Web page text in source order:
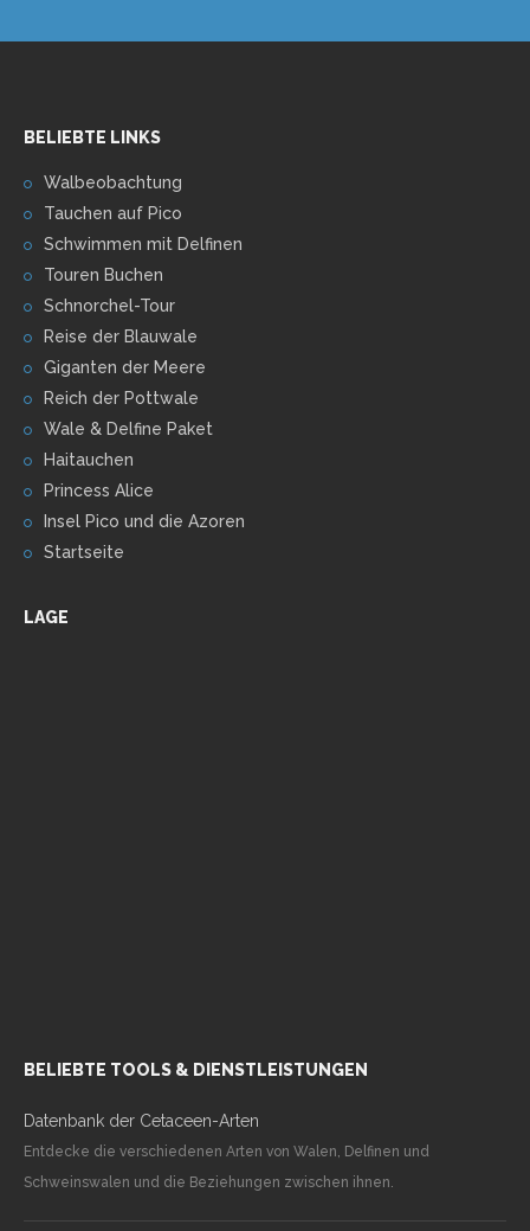
BELIEBTE LINKS
Walbeobachtung
Tauchen auf Pico
Schwimmen mit Delfinen
Touren Buchen
Schnorchel-Tour
Reise der Blauwale
Giganten der Meere
Reich der Pottwale
Wale & Delfine Paket
Haitauchen
Princess Alice
Insel Pico und die Azoren
Startseite
LAGE
BELIEBTE TOOLS & DIENSTLEISTUNGEN
Datenbank der Cetaceen-Arten
Entdecke die verschiedenen Arten von Walen, Delfinen und
Schweinswalen und die Beziehungen zwischen ihnen.